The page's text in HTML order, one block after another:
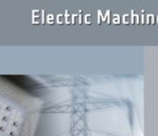
przeciwpancernych